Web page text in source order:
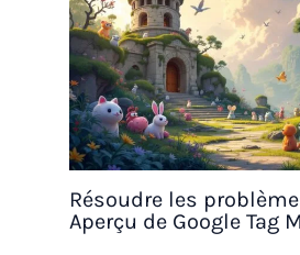
Résoudre les
Aperçu de Google Tag